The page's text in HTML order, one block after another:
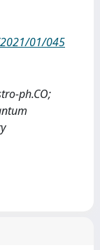
01/045
ph.CO;